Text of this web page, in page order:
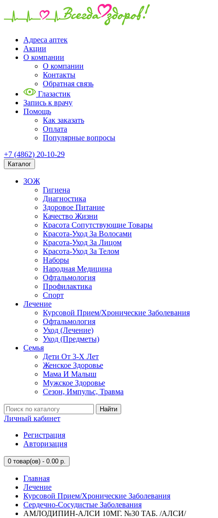
Адреса аптек
Акции
О компании
О компании
Контакты
Обратная связь
Глазастик
Запись к врачу
Помощь
Как заказать
Оплата
Популярные вопросы
+7 (4862) 20-10-29
Каталог
ЗОЖ
Гигиена
Диагностика
Здоровое Питание
Качество Жизни
Красота Сопутствующие Товары
Красота-Уход За Волосами
Красота-Уход За Лицом
Красота-Уход За Телом
Наборы
Народная Медицина
Офтальмология
Профилактика
Спорт
Лечение
Курсовой Прием/Хронические Заболевания
Офтальмология
Уход (Лечение)
Уход (Предметы)
Семья
Дети От 3-Х Лет
Женское Здоровье
Мама И Малыш
Мужское Здоровье
Сезон, Импульс, Травма
Найти
Личный кабинет
Регистрация
Авторизация
0 товар(ов) - 0.00 р.
Главная
Лечение
Курсовой Прием/Хронические Заболевания
Сердечно-Сосудистые Заболевания
АМЛОДИПИН-АЛСИ 10МГ. №30 ТАБ. /АЛСИ/